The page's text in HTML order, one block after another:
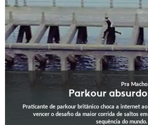
Pra Macho
Parkour absurdo
Praticante de parkour britânico choca a internet ao
vencer o desafio da maior corrida de saltos em
sequência do mundo.